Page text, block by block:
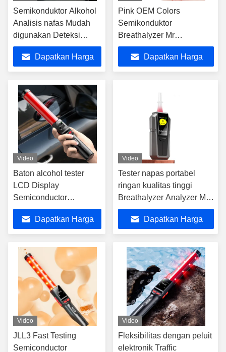
Semikonduktor Alkohol
Analisis nafas Mudah
digunakan Deteksi
kisaran 0-400mg/100ml
Dapatkan Harga
Pink OEM Colors
Semikonduktor
Breathalyzer Mr
Black1000 Untuk
penggunaan rumah
Dapatkan Harga
Video
Baton alcohol tester
LCD Display
Semiconductor
Breathalyzer 240g Jarak
uji 3-5cm Termasuk
baterai
Dapatkan Harga
Video
Tester napas portabel
ringan kualitas tinggi
Breathalyzer Analyzer Mr
Black 2000
Dapatkan Harga
Video
JLL3 Fast Testing
Semiconductor
Video
Fleksibilitas dengan peluit
elektronik Traffic